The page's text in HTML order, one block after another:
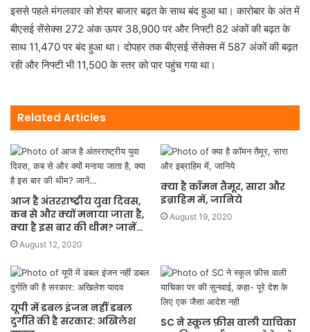
इससे पहले मंगलवार को शेयर बाजार बढ़त के साथ बंद हुआ था। कारोबार के अंत में
बीएसई सेंसेक्स 272 अंक ऊपर 38,900 पर और निफ्टी 82 अंकों की बढ़त के
साथ 11,470 पर बंद हुआ था। दोपहर तक बीएसई सेंसेक्स में 587 अंकों की बढ़त
रही और निफ्टी भी 11,500 के स्तर को पार पहुंच गया था।
Related Articles
आज है अंतरराष्ट्रीय युवा दिवस,
कब से और क्यों मनाया जाता है,
क्या है इस बार की थीम? जानें…
August 12, 2020
क्या है कॉमन तैमूर, सारा और
इब्राहिम में, जानिये
August 19, 2020
यूपी में डबल इंजन नहीं डबल
दुर्गति की है सरकार: अखिलेश
SC ने स्कूल फ़ीस वाली याचिका